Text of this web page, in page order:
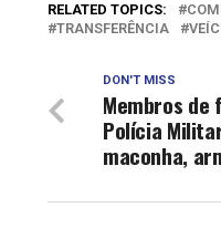
RELATED TOPICS:
TRANSFERÊNCIA
DON'T MISS
Membros de
Polícia
maconha,